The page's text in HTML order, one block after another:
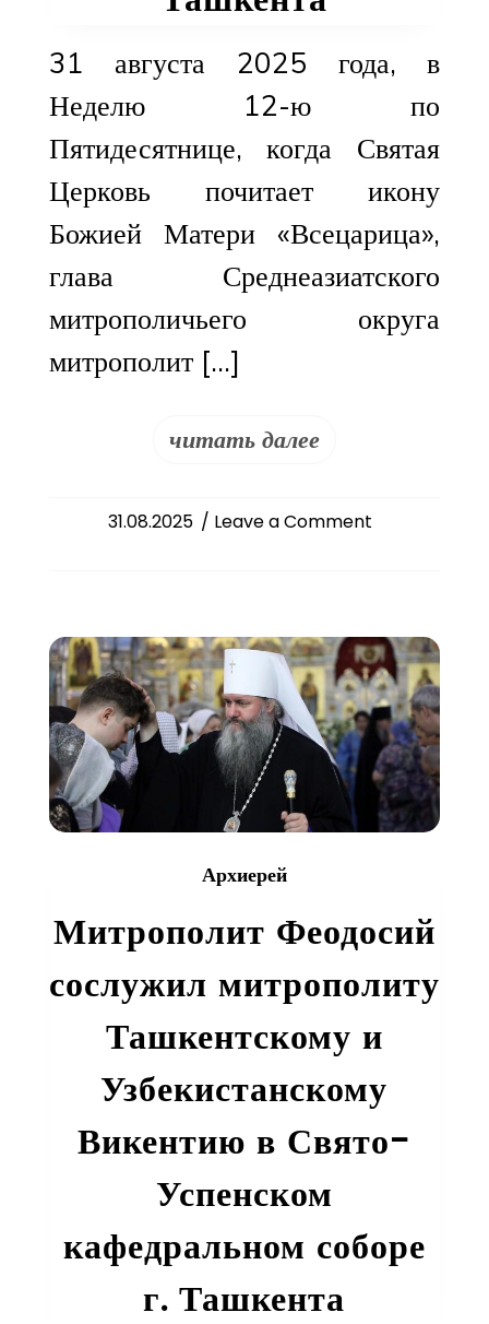
31 августа 2025 года, в
Неделю 12-ю по
Пятидесятнице, когда Святая
Церковь почитает икону
Божией Матери «Всецарица»,
глава Среднеазиатского
митрополичьего округа
митрополит […]
читать далее
31.08.2025 / Leave a Comment
Викентию
Божественную
литургию
в
Свято-
Успенском
соборе
Ташкента
Архиерей
Митрополит Феодосий
сослужил митрополиту
Ташкентскому и
Узбекистанскому
Викентию в Свято-
Успенском
кафедральном соборе
г. Ташкента